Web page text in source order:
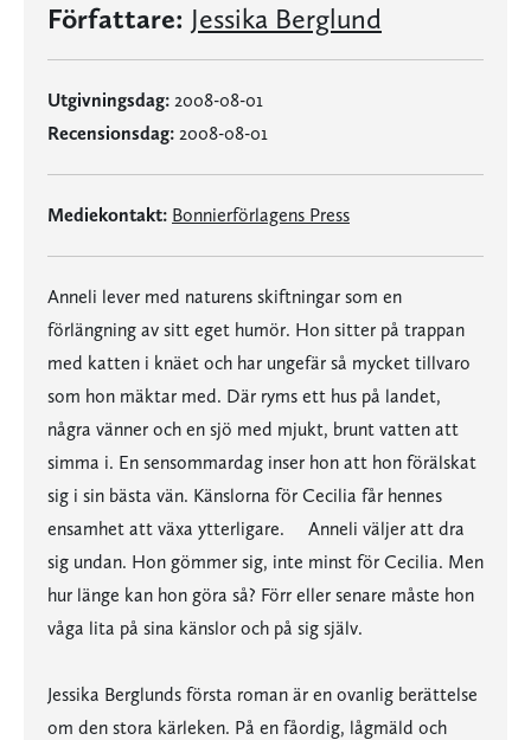
Författare: Jessika Berglund
Utgivningsdag: 2008-08-01
Recensionsdag: 2008-08-01
Mediekontakt: Bonnierförlagens Press
Anneli lever med naturens skiftningar som en
förlängning av sitt eget humör. Hon sitter på trappan
med katten i knäet och har ungefär så mycket tillvaro
som hon mäktar med. Där ryms ett hus på landet,
några vänner och en sjö med mjukt, brunt vatten att
simma i. En sensommardag inser hon att hon förälskat
sig i sin bästa vän. Känslorna för Cecilia får hennes
ensamhet att växa ytterligare. Anneli väljer att dra
sig undan. Hon gömmer sig, inte minst för Cecilia. Men
hur länge kan hon göra så? Förr eller senare måste hon
våga lita på sina känslor och på sig själv.
Jessika Berglunds första roman är en ovanlig berättelse
om den stora kärleken. På en fåordig, lågmäld och